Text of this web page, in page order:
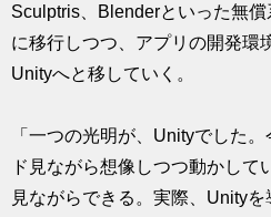
Sculptris、Blenderといった無
に移行しつつ、アプリの開発環
Unityへと移していく。
「一つの光明が、Unityでした
ド見ながら想像しつつ動かして
見ながらできる。実際、Unity